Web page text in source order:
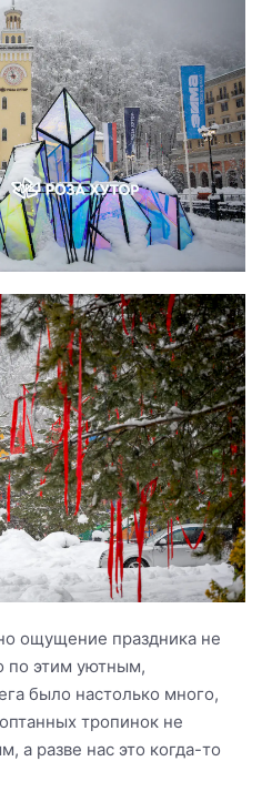
ощущение праздника не
по этим уютным,
было настолько много,
тропинок не
а разве нас это когда-то